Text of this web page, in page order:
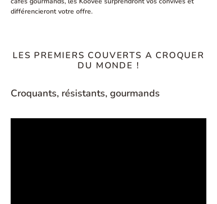
différencieront votre offre.
LES PREMIERS COUVERTS A CROQUER
DU MONDE !
Croquants, résistants, gourmands